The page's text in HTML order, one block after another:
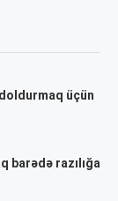
üçün
barədə razılığa